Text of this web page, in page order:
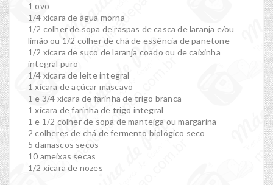
1 ovo
1/4 xícara de água morna
1/2 colher de sopa de raspas de casca de laranja e/ou
limão ou 1/2 colher de chá de essência de panetone
1/2 xícara de suco de laranja coado ou de caixinha
integral puro
1/4 xícara de leite integral
1 xícara de açúcar mascavo
1 e 3/4 xícara de farinha de trigo branca
1 xícara de farinha de trigo integral
1 e 1/2 colher de sopa de manteiga ou margarina
2 colheres de chá de fermento biológico seco
5 damascos secos
10 ameixas secas
1/2 xícara de nozes